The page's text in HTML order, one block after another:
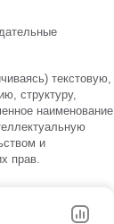
текстовую,
структуру,
наименование
и
прав.